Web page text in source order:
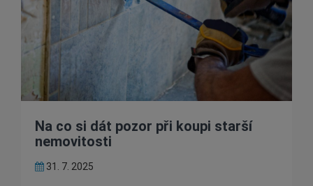
Na co si dát pozor při koupi starší
nemovitosti
31. 7. 2025